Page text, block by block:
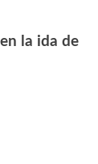
la ida de